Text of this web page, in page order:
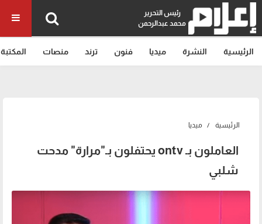
رئيس التحرير
محمد عبدالرحمن
الرئيسية النشرة ميديا فنون ترند منصات المكتبة
الرئيسية ميديا
العاملون بـ ontv يحتفلون بـ"مرارة" مدحت
شلبي